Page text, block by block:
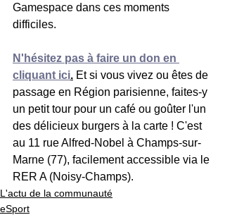
Gamespace dans ces moments
difficiles.
N'hésitez pas à faire un don en
cliquant ici. Et si vous vivez ou êtes de
passage en Région parisienne, faites-y
un petit tour pour un café ou goûter l'un
des délicieux burgers à la carte ! C'est
au 11 rue Alfred-Nobel à Champs-sur-
Marne (77), facilement accessible via le
RER A (Noisy-Champs).
L'actu de la communauté
eSport